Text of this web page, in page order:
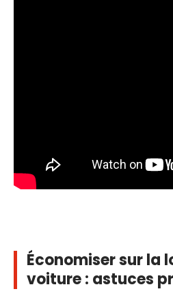
Économiser sur la
voiture : astuces